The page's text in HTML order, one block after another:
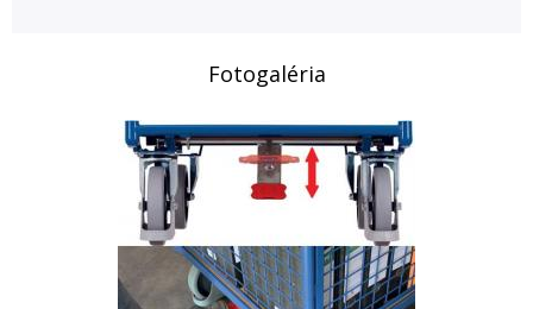
Fotogaléria